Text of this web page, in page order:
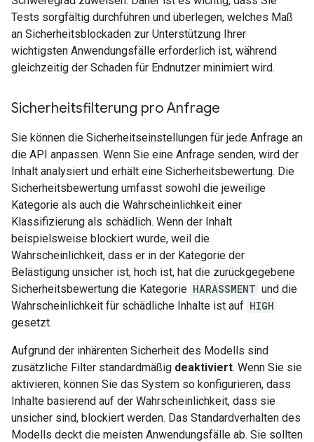
Tests sorgfältig durchführen und überlegen, welches Maß
an Sicherheitsblockaden zur Unterstützung Ihrer
wichtigsten Anwendungsfälle erforderlich ist, während
gleichzeitig der Schaden für Endnutzer minimiert wird.
Sicherheitsfilterung pro Anfrage
Sie können die Sicherheitseinstellungen für jede Anfrage an
die API anpassen. Wenn Sie eine Anfrage senden, wird der
Inhalt analysiert und erhält eine Sicherheitsbewertung. Die
Sicherheitsbewertung umfasst sowohl die jeweilige
Kategorie als auch die Wahrscheinlichkeit einer
Klassifizierung als schädlich. Wenn der Inhalt
beispielsweise blockiert wurde, weil die
Wahrscheinlichkeit, dass er in der Kategorie der
Belästigung unsicher ist, hoch ist, hat die zurückgegebene
Sicherheitsbewertung die Kategorie HARASSMENT und die
Wahrscheinlichkeit für schädliche Inhalte ist auf HIGH
gesetzt.
Aufgrund der inhärenten Sicherheit des Modells sind
zusätzliche Filter standardmäßig deaktiviert. Wenn Sie sie
aktivieren, können Sie das System so konfigurieren, dass
Inhalte basierend auf der Wahrscheinlichkeit, dass sie
unsicher sind, blockiert werden. Das Standardverhalten des
Modells deckt die meisten Anwendungsfälle ab. Sie sollten